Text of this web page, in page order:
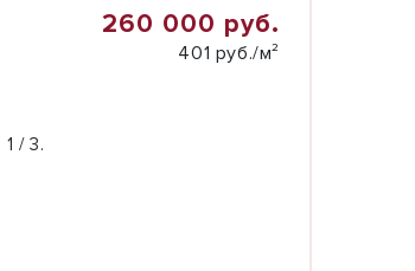
260 000 руб.
401 руб./м²
1 / 3.